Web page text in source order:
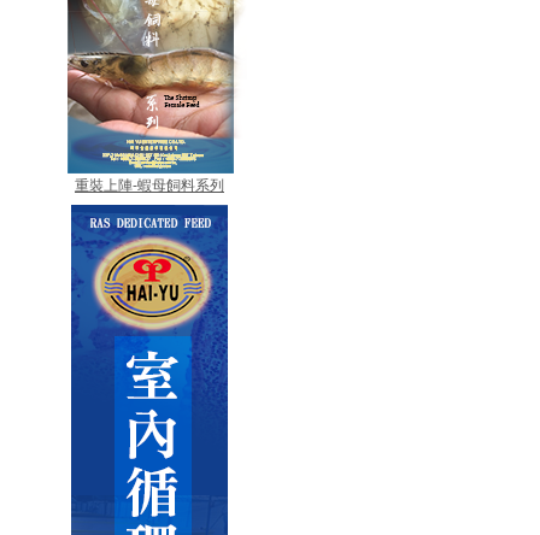
重裝上陣-蝦母飼料系列